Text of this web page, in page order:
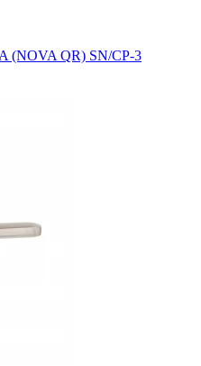
(NOVA QR) SN/CP-3